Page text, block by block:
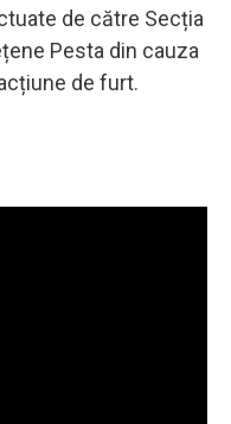
de către Secția
Pesta din cauza
de furt.